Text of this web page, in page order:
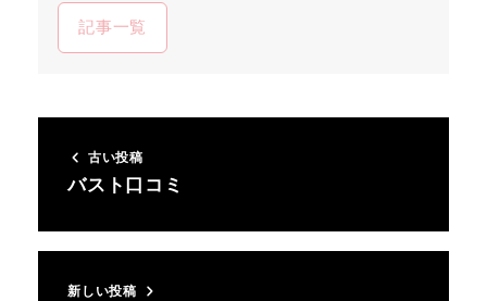
記事一覧
古い投稿
バスト口コミ
新しい投稿